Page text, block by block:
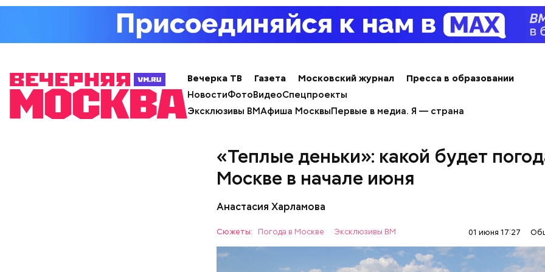
Вечерка ТВ Газета Московский журнал
Пресса в образовании
НовостиФотоВидеоСпецпроекты
Эксклюзивы ВМАфиша МосквыПервые в медиа. Я — страна
«Теплые деньки»: какой будет
Москве в начале июня
Анастасия Харламова
Сюжеты: Погода в Москве Эксклюзивы ВМ 01 июня 17:27
День малины со сливками
брынза;
растительное масло;
помидоры черри либо грунтовые.
организма
Ранние плоды, по словам врача, лучше не есть: